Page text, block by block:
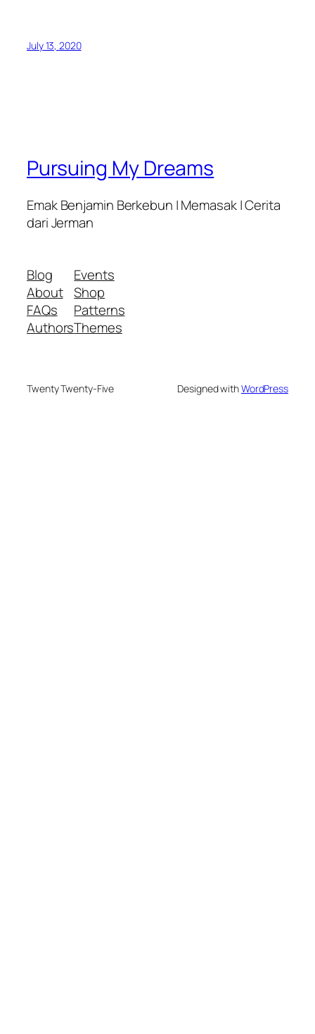
July 13, 2020
Pursuing My Dreams
Emak Benjamin Berkebun | Memasak | Cerita
dari Jerman
Blog
About
FAQs
Authors
Events
Shop
Patterns
Themes
Twenty Twenty-Five Designed withWordPress